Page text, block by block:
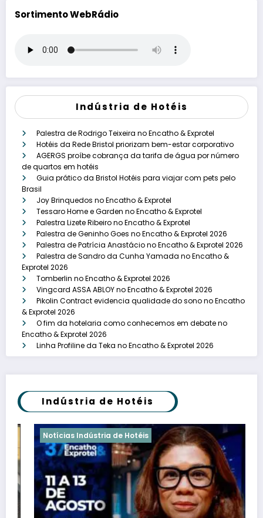
Sortimento WebRádio
Indústria de Hotéis
Palestra de Rodrigo Teixeira no Encatho & Exprotel
Hotéis da Rede Bristol priorizam bem-estar corporativo
AGERGS proíbe cobrança da tarifa de água por número
de quartos em hotéis
Guia prático da Bristol Hotéis para viajar com pets pelo
Brasil
Joy Brinquedos no Encatho & Exprotel
Tessaro Home e Garden no Encatho & Exprotel
Palestra Lizete Ribeiro no Encatho & Exprotel
Palestra de Geninho Goes no Encatho & Exprotel 2026
Palestra de Patrícia Anastácio no Encatho & Exprotel 2026
Palestra de Sandro da Cunha Yamada no Encatho &
Exprotel 2026
Tomberlin no Encatho & Exprotel 2026
Vingcard ASSA ABLOY no Encatho & Exprotel 2026
Pikolin Contract evidencia qualidade do sono no Encatho
& Exprotel 2026
O fim da hotelaria como conhecemos em debate no
Encatho & Exprotel 2026
Linha Profiline da Teka no Encatho & Exprotel 2026
Indústria de Hotéis
Notícias Indústria de Hotéis